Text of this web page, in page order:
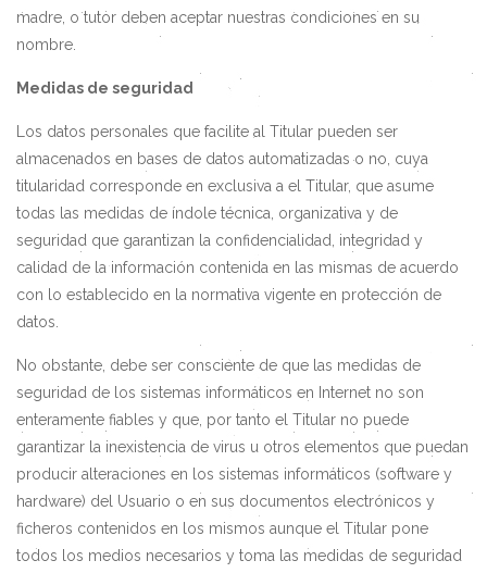
madre, o tutor deben aceptar nuestras condiciones en su
nombre.
Medidas de seguridad
Los datos personales que facilite al Titular pueden ser
almacenados en bases de datos automatizadas o no, cuya
titularidad corresponde en exclusiva a el Titular, que asume
todas las medidas de índole técnica, organizativa y de
seguridad que garantizan la confidencialidad, integridad y
calidad de la información contenida en las mismas de acuerdo
con lo establecido en la normativa vigente en protección de
datos.
No obstante, debe ser consciente de que las medidas de
seguridad de los sistemas informáticos en Internet no son
enteramente fiables y que, por tanto el Titular no puede
garantizar la inexistencia de virus u otros elementos que puedan
producir alteraciones en los sistemas informáticos (software y
hardware) del Usuario o en sus documentos electrónicos y
ficheros contenidos en los mismos aunque el Titular pone
todos los medios necesarios y toma las medidas de seguridad